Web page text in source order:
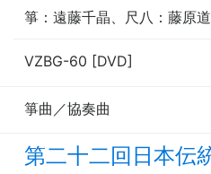
箏 ：遠藤千晶、 尺八 ：藤原道
VZBG-60 [DVD]
箏曲／協奏曲
第二十二回日本伝